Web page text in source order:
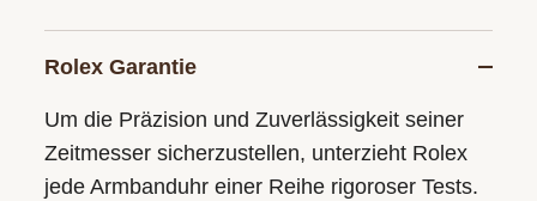
Rolex Garantie
Um die Präzision und Zuverlässigkeit seiner
Zeitmesser sicherzustellen, unterzieht Rolex
jede Armbanduhr einer Reihe rigoroser Tests.